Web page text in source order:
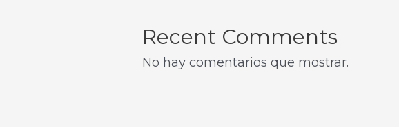
Recent Comments
No hay comentarios que mostrar.